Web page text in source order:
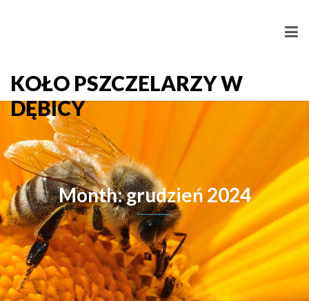
KOŁO PSZCZELARZY W
DĘBICY
Month: grudzień 2024